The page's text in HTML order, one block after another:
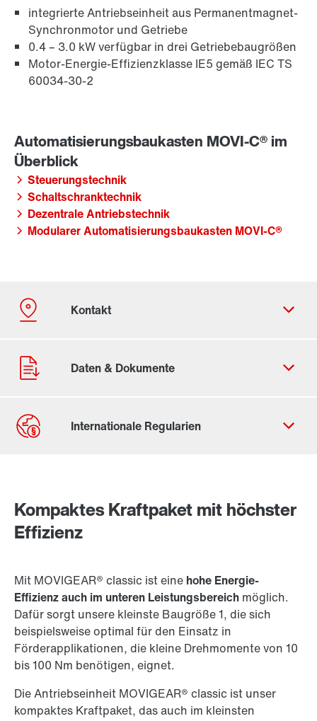
integrierte Antriebseinheit aus Permanentmagnet-
Synchronmotor und Getriebe
0.4 – 3.0 kW verfügbar in drei Getriebebaugrößen
Motor-Energie-Effizienzklasse IE5 gemäß IEC TS
60034-30-2
Steuerungstechnik
Schaltschranktechnik
Dezentrale Antriebstechnik
Modularer Automatisierungsbaukasten MOVI-C®
Standort Deutschland
Kompaktes Kraftpaket mit höchster
Effizienz
Mit MOVIGEAR® classic ist eine hohe Energie-
Effizienz auch im unteren Leistungsbereich möglich.
Dafür sorgt unsere kleinste Baugröße 1, die sich
beispielsweise optimal für den Einsatz in
Förderapplikationen, die kleine Drehmomente von 10
bis 100 Nm benötigen, eignet.
Die Antriebseinheit MOVIGEAR® classic ist unser
kompaktes Kraftpaket, das auch im kleinsten